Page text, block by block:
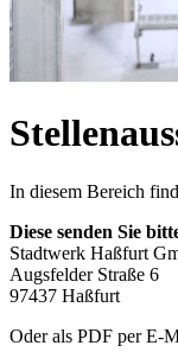
In diesem Bereich
Diese senden Sie
Stadtwerk Haßfurt
Augsfelder Straße 6
97437 Haßfurt
Oder als PDF per E-